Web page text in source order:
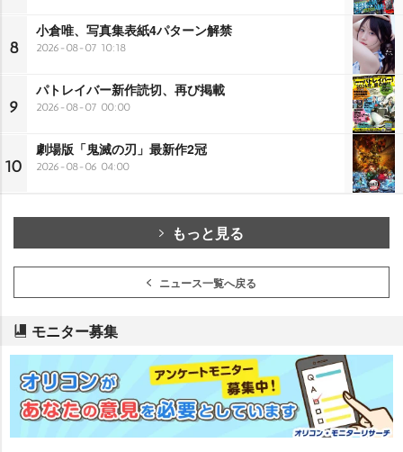
8
小倉唯、写真集表紙4パターン解禁
2026-08-07 10:18
9
パトレイバー新作読切、再び掲載
2026-08-07 00:00
10
劇場版「鬼滅の刃」最新作2冠
2026-08-06 04:00
もっと見る
ニュース一覧へ戻る
モニター募集